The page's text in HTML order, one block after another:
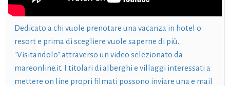
Dedicato a chi vuole prenotare una vacanza in hotel o
resort e prima di scegliere vuole saperne di più.
"Visitandolo" attraverso un video selezionato da
mareonline.it. I titolari di alberghi e villaggi interessati a
mettere on line propri filmati possono inviare una e mail